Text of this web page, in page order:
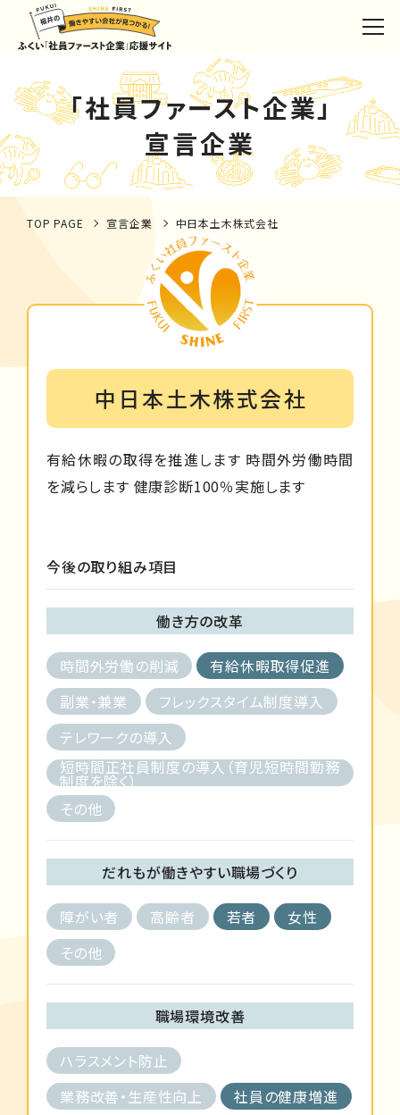
「社員ファースト企業」
宣言企業
TOP PAGE 宣言企業 中日本土木株式会社
中日本土木株式会社
有給休暇の取得を推進します 時間外労働時間
を減らします 健康診断100％実施します
今後の取り組み項目
働き方の改革
時間外労働の削減
有給休暇取得促進
副業・兼業
フレックスタイム制度導入
テレワークの導入
短時間正社員制度の導入（育児短時間勤務
制度を除く）
その他
だれもが働きやすい職場づくり
障がい者 高齢者 若者
女性
その他
職場環境改善
ハラスメント防止
業務改善・生産性向上
社員の健康増進